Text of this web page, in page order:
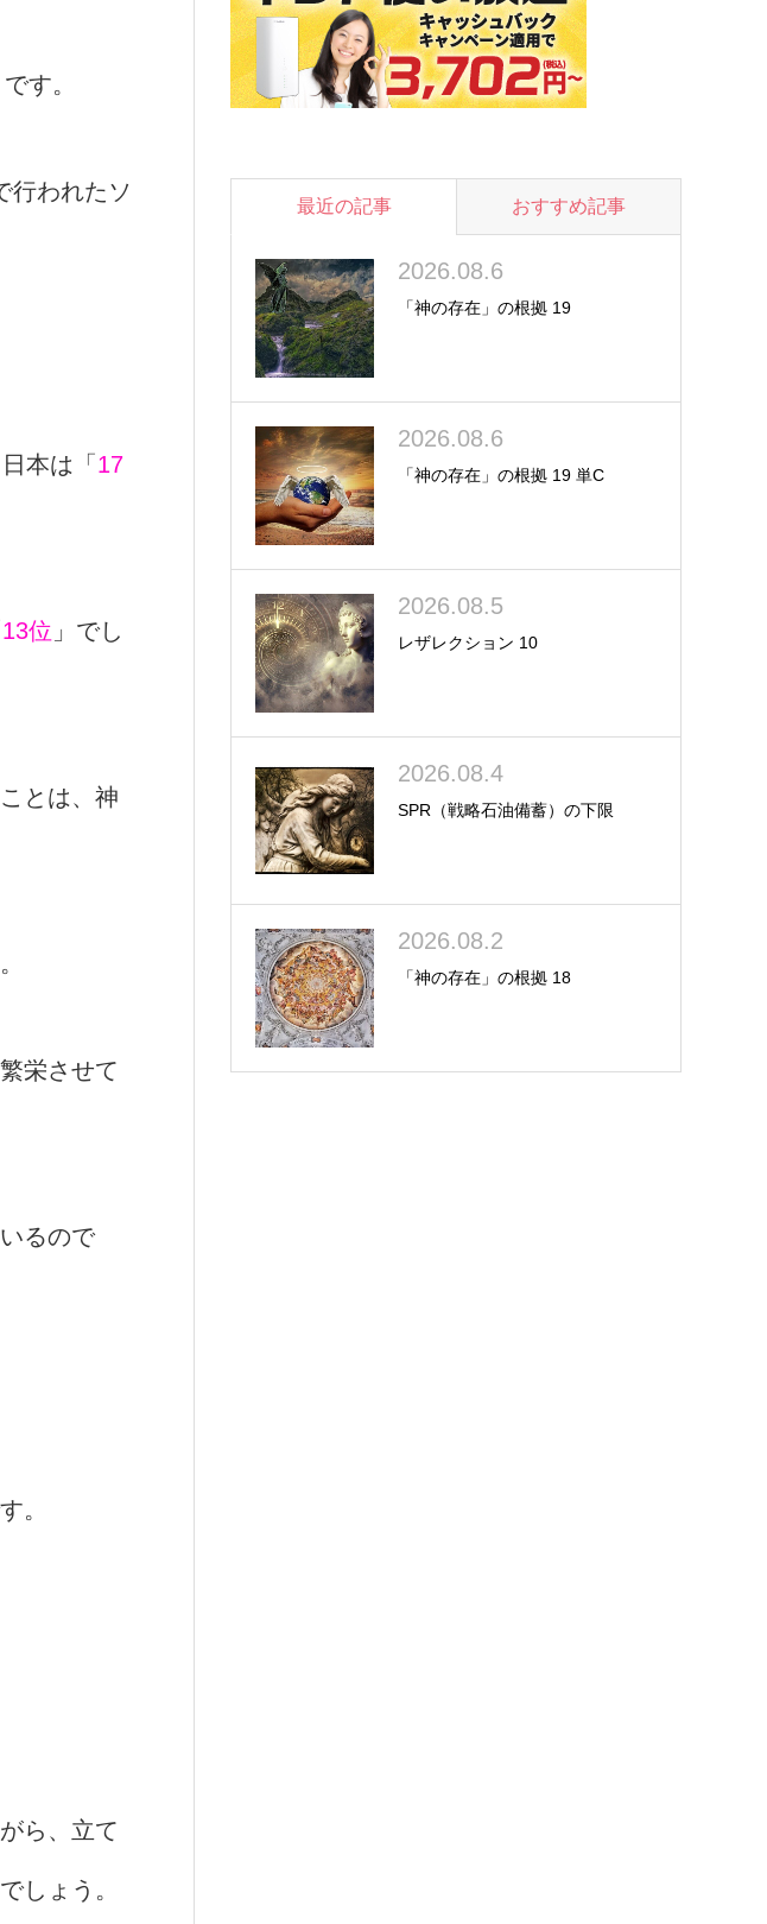
す。
行われたソ
日本は「 17
13位 」でし
とは、神
栄させて
るので
。
ら、立て
しょう。
最近の記事 おすすめ記事
2026.08.6
「神の存在」の根拠 19
2026.08.6
「神の存在」の根拠 19 単C
2026.08.5
レザレクション 10
2026.08.4
SPR（戦略石油備蓄）の下限
2026.08.2
「神の存在」の根拠 18